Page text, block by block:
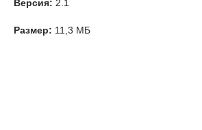
Версия: 2.1
Размер: 11,3 МБ